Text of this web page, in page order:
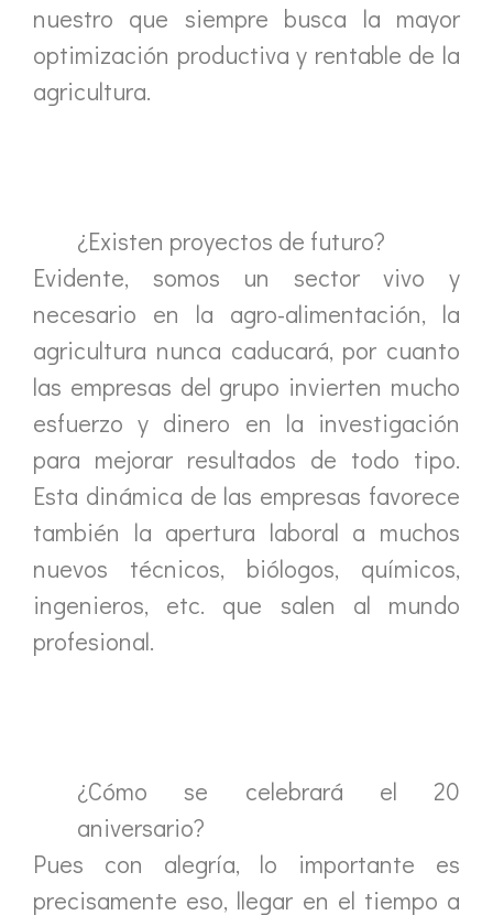
nuestro que siempre busca la mayor
optimización productiva y rentable de la
agricultura.
¿Existen proyectos de futuro?
Evidente, somos un sector vivo y
necesario en la agro-alimentación, la
agricultura nunca caducará, por cuanto
las empresas del grupo invierten mucho
esfuerzo y dinero en la investigación
para mejorar resultados de todo tipo.
Esta dinámica de las empresas favorece
también la apertura laboral a muchos
nuevos técnicos, biólogos, químicos,
ingenieros, etc. que salen al mundo
profesional.
¿Cómo se celebrará el 20
aniversario?
Pues con alegría, lo importante es
precisamente eso, llegar en el tiempo a